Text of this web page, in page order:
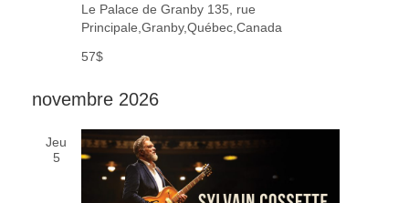
Le Palace de Granby 135, rue
Principale,Granby,Québec,Canada
57$
novembre 2026
Jeu
5